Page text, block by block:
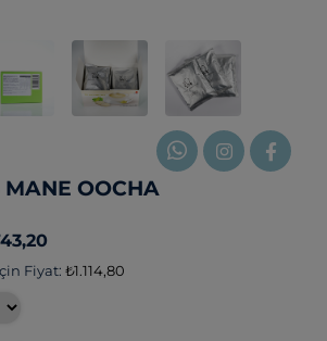
MANE OOCHA
Fiyat: ₺1.114,80